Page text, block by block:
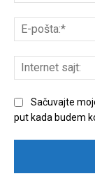
Sačuvajte
put kada budem